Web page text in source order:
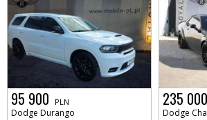
95 900 PLN
Dodge Durango
235 000
Dodge